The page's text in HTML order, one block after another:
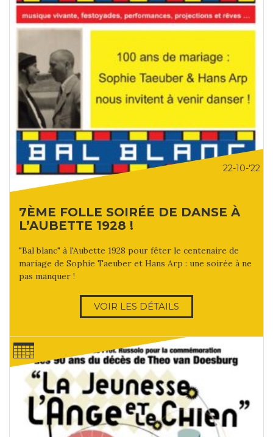
22-10-'22
7ÈME FOLLE SOIRÉE DE DANSE À
L’AUBETTE 1928 !
"Bal blanc" à l'Aubette 1928 pour fêter le centenaire de
mariage de Sophie Taeuber et Hans Arp : une soirée à ne
pas manquer !
VOIR LES DÉTAILS